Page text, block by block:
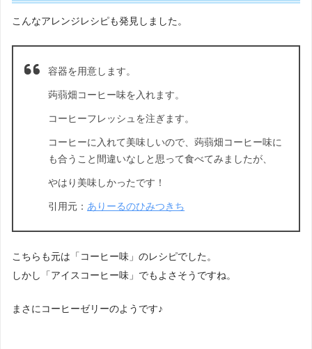
こんなアレンジレシピも発見しました。
容器を用意します。
蒟蒻畑コーヒー味を入れます。
コーヒーフレッシュを注ぎます。
コーヒーに入れて美味しいので、蒟蒻畑コーヒー味に
も合うこと間違いなしと思って食べてみましたが、
やはり美味しかったです！
引用元： ありーるのひみつきち
こちらも元は「コーヒー味」のレシピでした。
しかし「アイスコーヒー味」でもよさそうですね。
まさにコーヒーゼリーのようです♪